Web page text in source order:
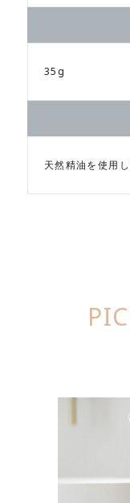
35g
天然精油を使用